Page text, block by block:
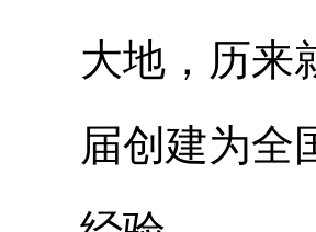
大地，历来
届创建为全